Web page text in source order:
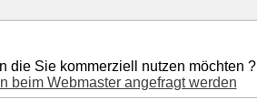
die Sie kommerziell nutzen möchten ?
beim Webmaster angefragt werden